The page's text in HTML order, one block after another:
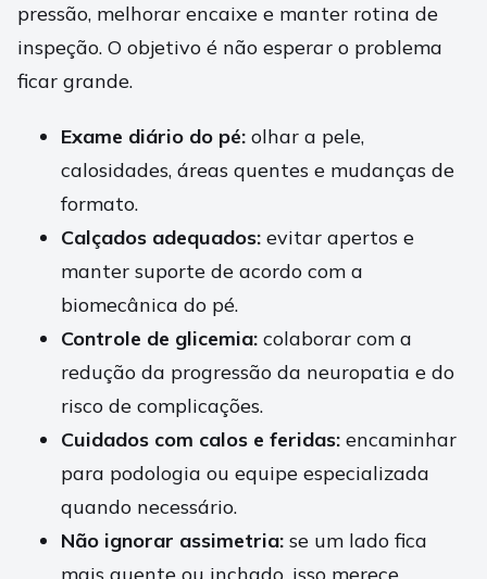
pressão, melhorar encaixe e manter rotina de
inspeção. O objetivo é não esperar o problema
ficar grande.
Exame diário do pé: olhar a pele,
calosidades, áreas quentes e mudanças de
formato.
Calçados adequados: evitar apertos e
manter suporte de acordo com a
biomecânica do pé.
Controle de glicemia: colaborar com a
redução da progressão da neuropatia e do
risco de complicações.
Cuidados com calos e feridas: encaminhar
para podologia ou equipe especializada
quando necessário.
Não ignorar assimetria: se um lado fica